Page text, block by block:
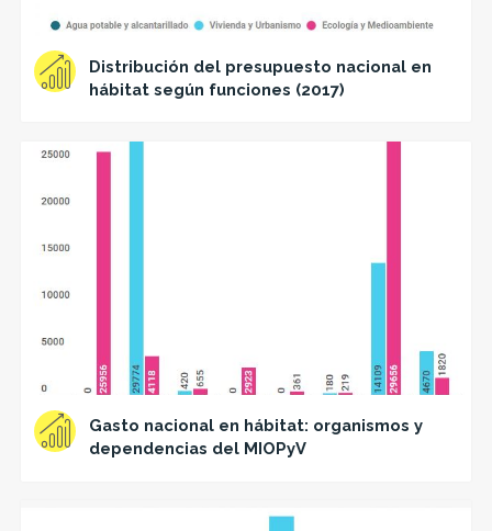
Distribución del presupuesto nacional en
hábitat según funciones (2017)
Gasto nacional en hábitat: organismos y
dependencias del MIOPyV